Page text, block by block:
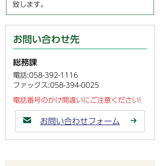
致します。
お問い合わせ先
総務課
電話:058-392-1116
ファックス:058-394-0025
電話番号のかけ間違いにご注意ください!
お問い合わせフォーム